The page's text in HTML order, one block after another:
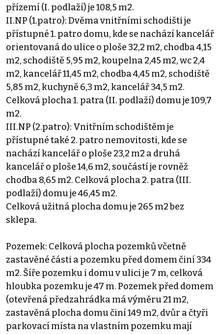
přízemí (I. podlaží) je 108,5 m2.
II.NP (1.patro): Dvěma vnitřními schodišti je
přístupné 1. patro domu, kde se nachází kancelář
orientovaná do ulice o ploše 32,2 m2, chodba 4,15
m2, schodiště 5,95 m2, koupelna 2,45 m2, wc 2,4
m2, kancelář 11,45 m2, chodba 4,45 m2, schodiště
5,85 m2, kuchyně 6,3 m2, kancelář 34,5 m2.
Celková plocha 1. patra (II. podlaží) domu je 109,7
m2.
III.NP (2.patro): Vnitřním schodištěm je
přístupné také 2. patro nemovitosti, kde se
nachází kancelář o ploše 23,2 m2 a druhá
kancelář o ploše 14,6 m2, součástí je rovněž
chodba 8,65 m2. Celková plocha 2. patra (III.
podlaží) domu je 46,45 m2.
Celková užitná plocha domu je 265 m2 bez
sklepa.
Pozemek: Celková plocha pozemků včetně
zastavěné části a pozemku před domem činí 334
m2. Šíře pozemku i domu v ulici je 7 m, celková
hloubka pozemku je 47 m. Pozemek před domem
(otevřená předzahrádka má výměru 21 m2,
zastavěná plocha domu činí 149 m2, dvůr a čtyři
parkovací místa na vlastním pozemku mají